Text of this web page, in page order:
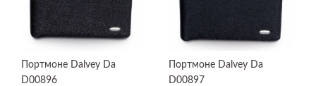
Портмоне Dalvey Da
D00896
Портмоне Dalvey Da
D00897